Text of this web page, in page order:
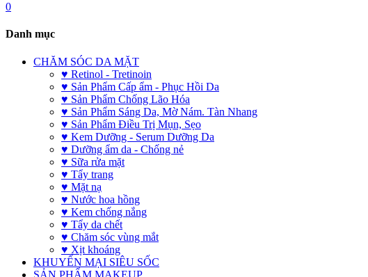
0
Danh mục
CHĂM SÓC DA MẶT
♥ Retinol - Tretinoin
♥ Sản Phẩm Cấp ẩm - Phục Hồi Da
♥ Sản Phẩm Chống Lão Hóa
♥ Sản Phẩm Sáng Da, Mờ Nám. Tàn Nhang
♥ Sản Phẩm Điều Trị Mụn, Sẹo
♥ Kem Dưỡng - Serum Dưỡng Da
♥ Dưỡng ẩm da - Chống nẻ
♥ Sữa rửa mặt
♥ Tẩy trang
♥ Mặt nạ
♥ Nước hoa hồng
♥ Kem chống nắng
♥ Tẩy da chết
♥ Chăm sóc vùng mắt
♥ Xịt khoáng
KHUYẾN MẠI SIÊU SỐC
SẢN PHẨM MAKEUP